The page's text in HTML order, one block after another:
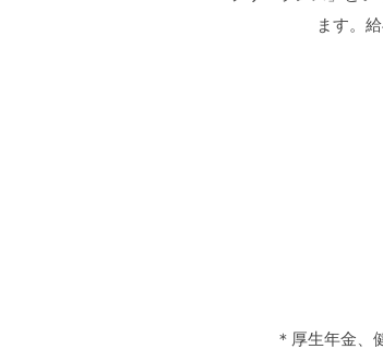
ます。
＊厚生年金、